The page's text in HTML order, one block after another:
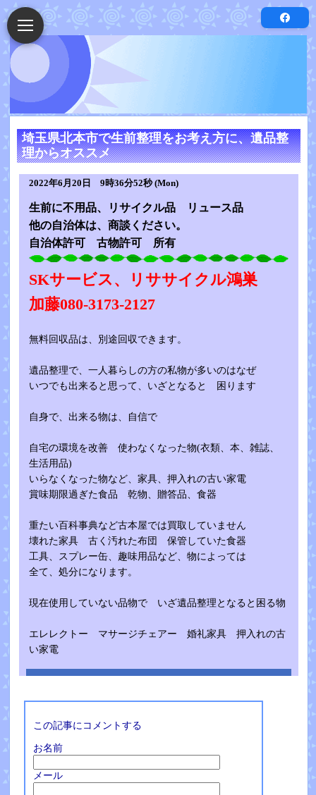
埼玉県北本市で生前整理をお考え方に、遺品整
理からオススメ
2022年6月20日 9時36分52秒 (Mon)
生前に不用品、リサイクル品 リュース品
他の自治体は、商談ください。
自治体許可 古物許可 所有
SKサービス、リササイクル鴻巣
加藤080-3173-2127
無料回収品は、別途回収できます。
遺品整理で、一人暮らしの方の私物が多いのはなぜ
いつでも出来ると思って、いざとなると 困ります
自身で、出来る物は、自信で
自宅の環境を改善 使わなくなった物(衣類、本、雑誌、
生活用品)
いらなくなった物など、家具、押入れの古い家電
賞味期限過ぎた食品 乾物、贈答品、食器
重たい百科事典など古本屋では買取していません
壊れた家具 古く汚れた布団 保管していた食器
工具、スプレー缶、趣味用品など、物によっては
全て、処分になります。
現在使用していない品物で いざ遺品整理となると困る物
エレレクトー マサージチェアー 婚礼家具 押入れの古
い家電
この記事にコメントする
お名前
メール